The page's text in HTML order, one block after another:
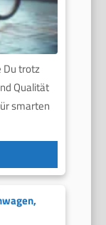
Du trotz
Qualität
smarten